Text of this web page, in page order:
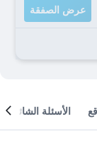
عرض الصفقة
الأسئلة الشائعة